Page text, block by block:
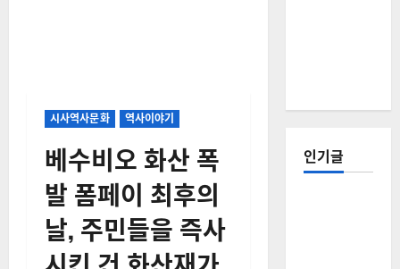
시사역사문화 역사이야기
베수비오 화산 폭
발 폼페이 최후의
날, 주민들을 즉사
인기글